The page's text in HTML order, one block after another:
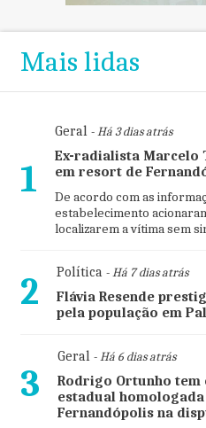
Mais lidas
1
Geral- Há 3 dias atrás
Ex-radialista Marcelo
em resort de
De acordo com as
estabelecimento
localizarem a vítima sem
2 Política- Há 7 dias atrás
Flávia Resende
pela população em
3
Geral- Há 6 dias atrás
Rodrigo Ortunho
estadual
Fernandópolis na